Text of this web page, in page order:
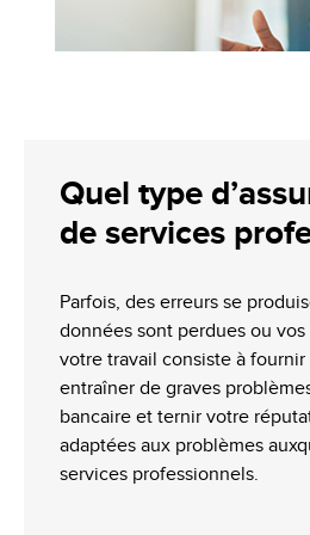
Quel type
de services
Parfois, des erreurs se
données sont perdues ou
votre travail consiste à
entraîner de graves
bancaire et ternir votre
adaptées aux problèmes
services professionnels.